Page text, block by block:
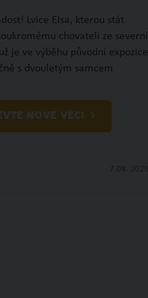
Lvice Elsa, kterou stát
chovateli ze severní
je ve výběhu původní expozice
s dvouletým samcem
NOVÉ VĚCI